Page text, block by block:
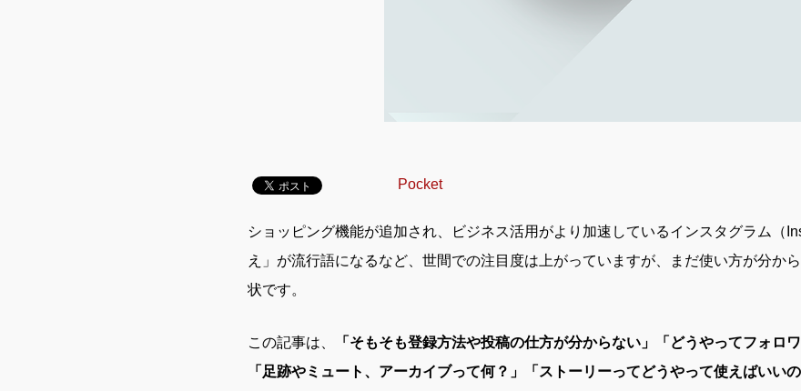
Pocket
ショッピング機能が追加され、ビジネス活用がより加速しているインスタグラム（
え」が流行語になるなど、世間での注目度は上がっていますが、まだ使い方が分か
状です。
この記事は、
「そもそも登録方法や投稿の仕方が分からない」「どうやってフォロ
「足跡やミュート、アーカイブって何？」「ストーリーってどうやって使えばいいの